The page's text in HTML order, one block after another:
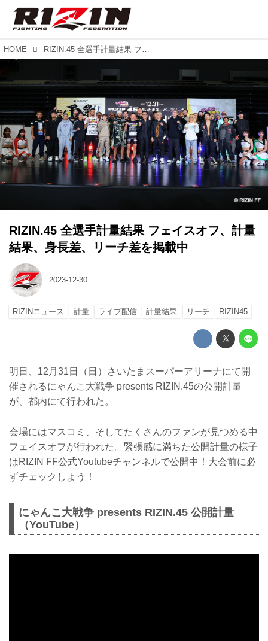
HOME RIZIN.45 全選手計量結果 フェイスオフ、計量結果、身長差、リーチ差を掲載中
RIZIN.45 全選手計量結果 フェイスオフ、計量
結果、身長差、リーチ差を掲載中
2023-12-30
RIZINニュース 計量 ライブ配信 計量結果 リーチ RIZIN45
明日、12月31日（日）さいたまスーパーアリーナにて開
催されるにゃんこ大戦争 presents RIZIN.45の公開計量
が、都内にて行われた。
会場にはマスコミ、そしてたくさんのファンが見つめる中
フェイスオフが行われた。緊張感に満ちた公開計量の様子
はRIZIN FF公式Youtubeチャンネルで公開中！大会前に必
ずチェックしよう！
にゃんこ大戦争 presents RIZIN.45 公開計量
（YouTube）